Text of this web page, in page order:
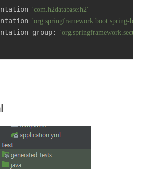
'com.h2database:h2'
'org.springframework.boot:spring-
group: